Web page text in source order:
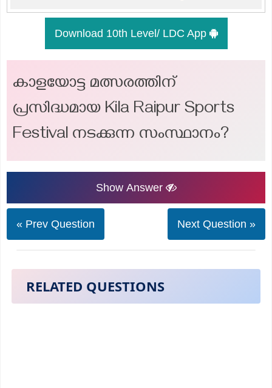
Download 10th Level/ LDC App
കാളയോട്ട മത്സരത്തിന്
പ്രസിദ്ധമായ Kila Raipur Sports
Festival നടക്കുന്ന സംസ്ഥാനം?
Show Answer
« Prev Question Next Question »
RELATED QUESTIONS